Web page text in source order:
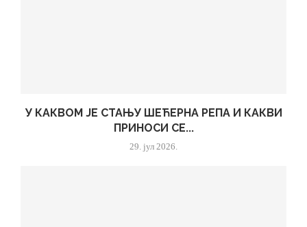
У КАКВОМ ЈЕ СТАЊУ ШЕЋЕРНА РЕПА И КАКВИ
ПРИНОСИ СЕ...
29. јул 2026.